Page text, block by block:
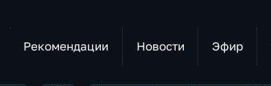
Рекомендации Новости Эфир